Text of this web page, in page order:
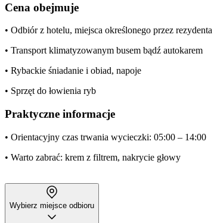
Cena obejmuje
• Odbiór z hotelu, miejsca określonego przez
• Transport klimatyzowanym busem bądź autokarem
• Rybackie śniadanie i obiad, napoje
• Sprzęt do łowienia ryb
Praktyczne informacje
• Orientacyjny czas trwania wycieczki: 05:00 – 14:00
• Warto zabrać: krem z filtrem, nakrycie głowy
Wybierz miejsce odbioru